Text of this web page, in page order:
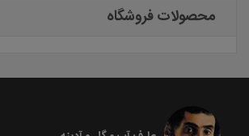
محصولات فروشگاه